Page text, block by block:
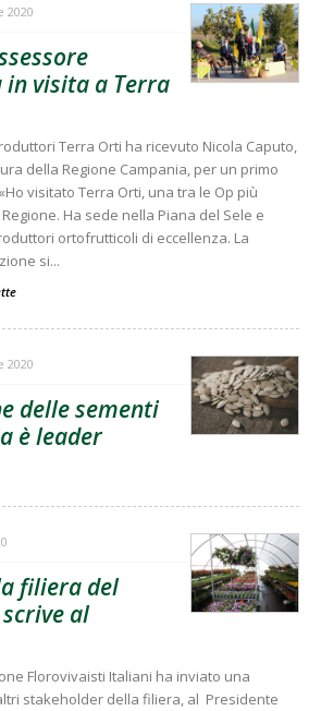
2020
in visita a Terra
Terra Orti ha ricevuto Nicola Caputo,
della Regione Campania, per un primo
visitato Terra Orti, una tra le Op più
Ha sede nella Piana del Sele e
ortofrutticoli di eccellenza. La
si...
2020
delle sementi
è leader
filiera del
al
Florovivaisti Italiani ha inviato una
stakeholder della filiera, al Presidente